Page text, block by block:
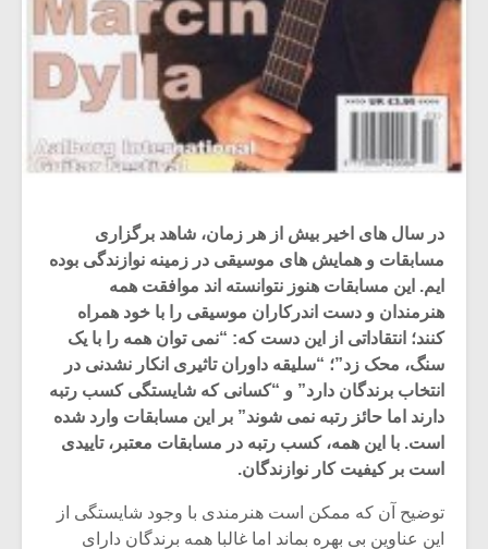
در سال های اخیر بیش از هر زمان، شاهد برگزاری
مسابقات و همایش های موسیقی در زمینه نوازندگی بوده
ایم. این مسابقات هنوز نتوانسته اند موافقت همه
هنرمندان و دست اندرکاران موسیقی را با خود همراه
کنند؛ انتقاداتی از این دست که: “نمی توان همه را با یک
سنگ، محک زد”؛ “سلیقه داوران تاثیری انکار نشدنی در
انتخاب برندگان دارد” و “کسانی که شایستگی کسب رتبه
دارند اما حائز رتبه نمی شوند” بر این مسابقات وارد شده
است. با این همه، کسب رتبه در مسابقات معتبر، تاییدی
است بر کیفیت کار نوازندگان.
توضیح آن که ممکن است هنرمندی با وجود شایستگی از
این عناوین بی بهره بماند اما غالبا همه برندگان دارای